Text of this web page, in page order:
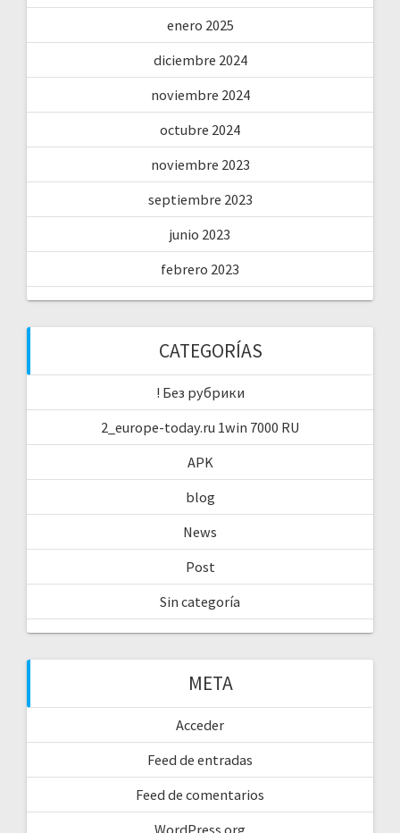
enero 2025
diciembre 2024
noviembre 2024
octubre 2024
noviembre 2023
septiembre 2023
junio 2023
febrero 2023
CATEGORÍAS
! Без рубрики
2_europe-today.ru 1win 7000 RU
APK
blog
News
Post
Sin categoría
META
Acceder
Feed de entradas
Feed de comentarios
WordPress.org